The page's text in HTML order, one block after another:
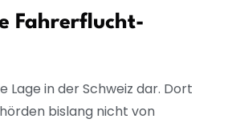
Fahrerflucht-
Lage in der Schweiz dar. Dort
bislang nicht von